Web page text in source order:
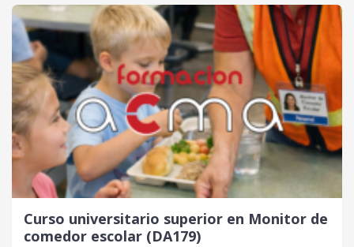
Curso universitario superior en Monitor de
comedor escolar (DA179)